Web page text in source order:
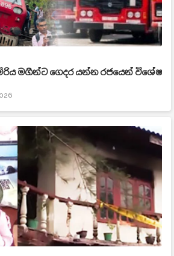
මගීන්ට ගෙදර යන්න රජයෙන් විශේෂ